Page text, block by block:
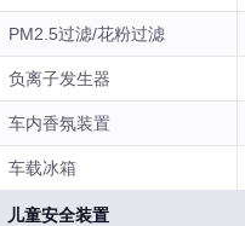
PM2.5过滤/花粉过滤
负离子发生器
车内香氛装置
车载冰箱
儿童安全装置